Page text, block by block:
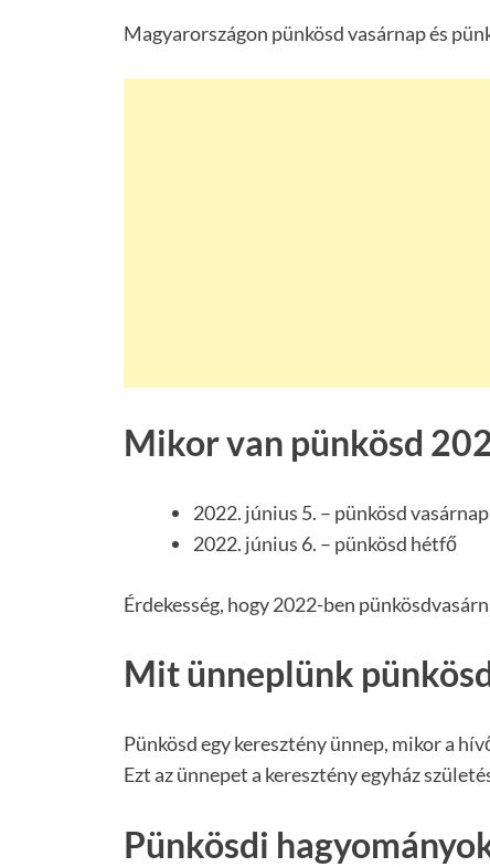
Magyarországon pünkösd vasárnap és
Mikor van pünkösd
2022. június 5. – pünkösd vasárnap
2022. június 6. – pünkösd hétfő
Érdekesség, hogy 2022-ben
Mit ünneplünk
Pünkösd egy keresztény ünnep, mikor a
Ezt az ünnepet a keresztény egyház
Pünkösdi